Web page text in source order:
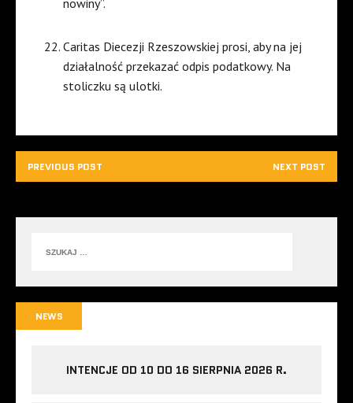
nowiny”.
Caritas Diecezji Rzeszowskiej prosi, aby na jej
działalność przekazać odpis podatkowy. Na
stoliczku są ulotki.
PREVIOUS POST NEXT POST
NEWS
INTENCJE OD 10 DO 16 SIERPNIA 2026 R.